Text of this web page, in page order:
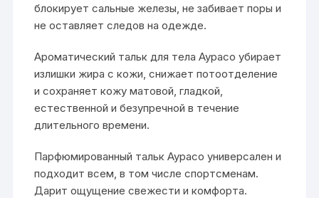
блокирует сальные железы, не забивает поры и
не оставляет следов на одежде.
Ароматический тальк для тела Аурасо убирает
излишки жира с кожи, снижает потоотделение
и сохраняет кожу матовой, гладкой,
естественной и безупречной в течение
длительного времени.
Парфюмированный тальк Аурасо универсален и
подходит всем, в том числе спортсменам.
Дарит ощущение свежести и комфорта.